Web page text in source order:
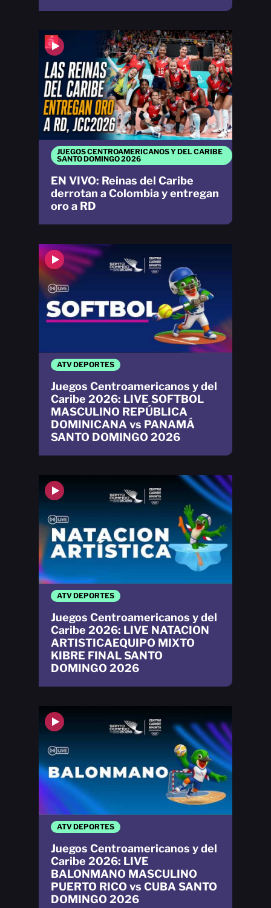
JUEGOS CENTROAMERICANOS Y DEL CARIBE
SANTO DOMINGO 2026
EN VIVO: Reinas del Caribe
derrotan a Colombia y entregan
oro a RD
ATV DEPORTES
Juegos Centroamericanos y del
Caribe 2026: LIVE
BALONMANO MASCULINO
PUERTO RICO vs CUBA SANTO
DOMINGO 2026
ATV DEPORTES
Juegos Centroamericanos y del
Caribe 2026: LIVE NATACION
ARTISTICAEQUIPO MIXTO
KIBRE FINAL SANTO
DOMINGO 2026
ATV DEPORTES
Juegos Centroamericanos y del
Caribe 2026: LIVE SOFTBOL
MASCULINO REPÚBLICA
DOMINICANA vs PANAMÁ
SANTO DOMINGO 2026